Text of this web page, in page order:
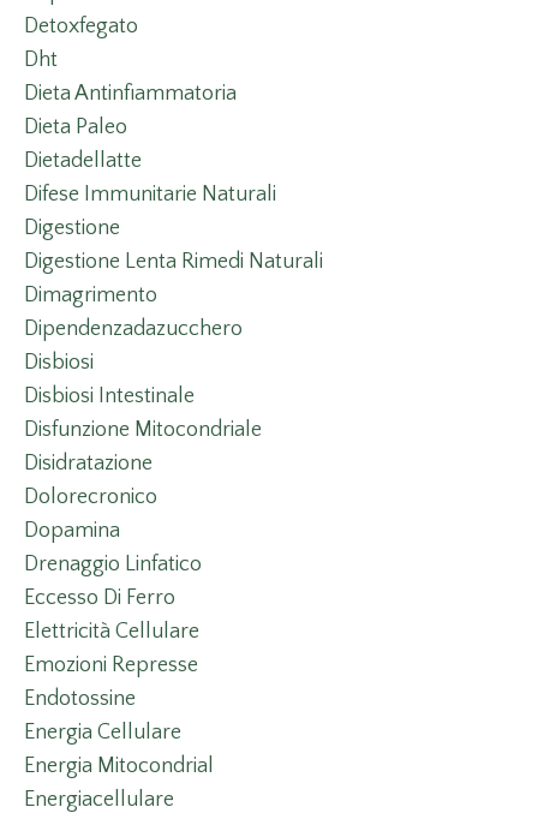
Detoxfegato
Dht
Dieta Antinfiammatoria
Dieta Paleo
Dietadellatte
Difese Immunitarie Naturali
Digestione
Digestione Lenta Rimedi Naturali
Dimagrimento
Dipendenzadazucchero
Disbiosi
Disbiosi Intestinale
Disfunzione Mitocondriale
Disidratazione
Dolorecronico
Dopamina
Drenaggio Linfatico
Eccesso Di Ferro
Elettricità Cellulare
Emozioni Represse
Endotossine
Energia Cellulare
Energia Mitocondrial
Energiacellulare